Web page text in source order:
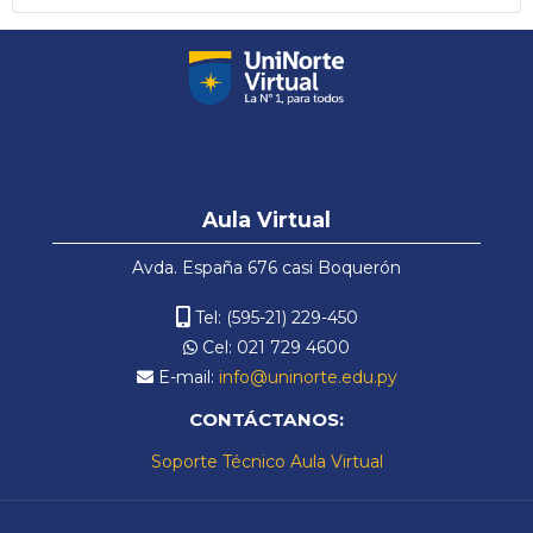
Português - Brasil ‎(pt_br)‎
Aula
Aula Virtual
Avda. España 676 casi Boquerón
Tel: (595-21) 229-450
Cel: 021 729 4600
E-mail: info@uninorte.edu.py
CONTÁCTANOS:
Soporte Técnico Aula Virtual